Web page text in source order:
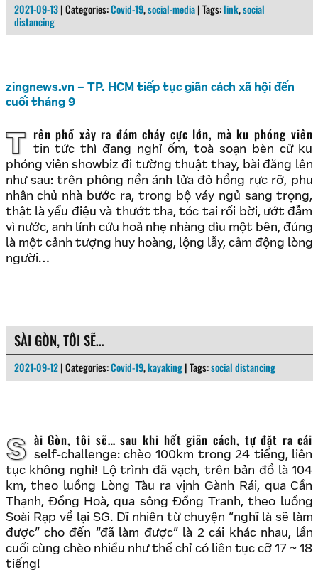
2021-09-13 | Categories:Covid-19,social-media | Tags:link,social
distancing
zingnews.vn – TP. HCM tiếp tục giãn cách xã hội đến
cuối tháng 9
Trên phố xảy ra đám cháy cực lớn, mà ku phóng viên
tin tức thì đang nghỉ ốm, toà soạn bèn cử ku
phóng viên showbiz đi tường thuật thay, bài đăng lên
như sau: trên phông nền ánh lửa đỏ hồng rực rỡ, phu
nhân chủ nhà bước ra, trong bộ váy ngủ sang trọng,
thật là yểu điệu và thướt tha, tóc tai rối bời, ướt đẫm
vì nước, anh lính cứu hoả nhẹ nhàng dìu một bên, đúng
là một cảnh tượng huy hoàng, lộng lẫy, cảm động lòng
người…
SÀI GÒN, TÔI SẼ…
2021-09-12 | Categories:Covid-19,kayaking | Tags:social distancing
Sài Gòn, tôi sẽ… sau khi hết giãn cách, tự đặt ra cái
self-challenge: chèo 100km trong 24 tiếng, liên
tục không nghỉ! Lộ trình đã vạch, trên bản đồ là 104
km, theo luồng Lòng Tàu ra vịnh Gành Rái, qua Cần
Thạnh, Đồng Hoà, qua sông Đồng Tranh, theo luồng
Soài Rạp về lại SG. Dĩ nhiên từ chuyện “nghĩ là sẽ làm
được” cho đến “đã làm được” là 2 cái khác nhau, lần
cuối cùng chèo nhiều như thế chỉ có liên tục cỡ 17 ~ 18
tiếng!